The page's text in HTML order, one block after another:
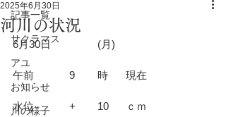
記事一覧
サクラマス
アユ
お知らせ
川の様子
河川の状況
2025年6月30日
6月30日		(月)
午前		9	時	現在
水位		+	10	ｃｍ